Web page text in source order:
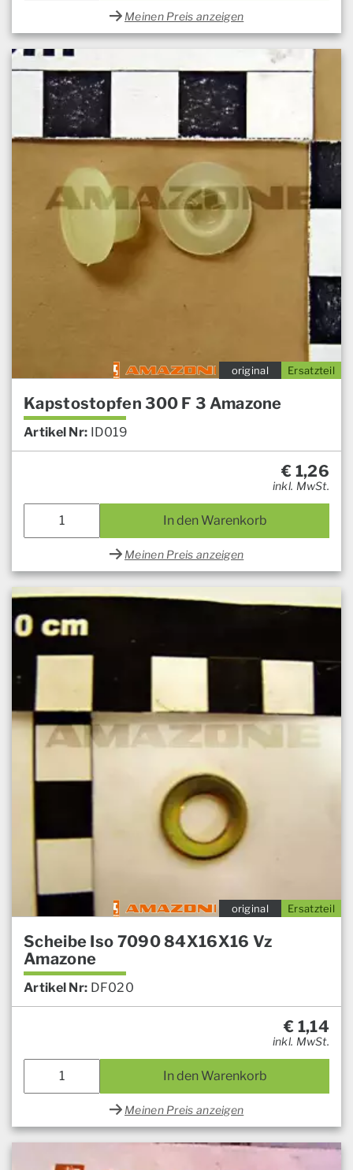
Meinen Preis anzeigen
Ersatzteil
original
Kapstostopfen 300 F 3 Amazone
Artikel Nr: ID019
€ 1,26
inkl. MwSt.
In den Warenkorb
Meinen Preis anzeigen
Ersatzteil
original
Scheibe Iso 7090 84X16X16 Vz
Amazone
Artikel Nr: DF020
€ 1,14
inkl. MwSt.
In den Warenkorb
Meinen Preis anzeigen